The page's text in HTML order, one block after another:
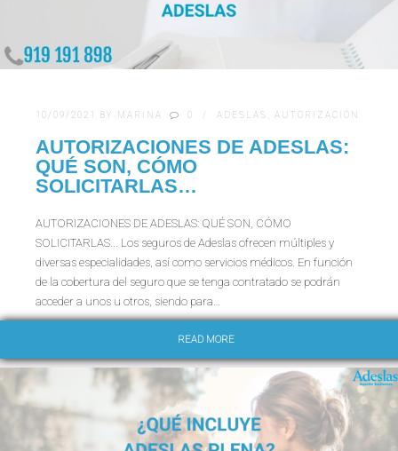
10/09/2021 BY MARINA 0 ADESLAS AUTORIZACIÓN
AUTORIZACIONES DE ADESLAS:
QUÉ SON, CÓMO
SOLICITARLAS…
AUTORIZACIONES DE ADESLAS: QUÉ SON, CÓMO
SOLICITARLAS... Los seguros de Adeslas ofrecen múltiples y
diversas especialidades, así como servicios médicos. En función
de la cobertura del seguro que se tenga contratado se podrán
acceder a unos u otros, siendo para…
READ MORE